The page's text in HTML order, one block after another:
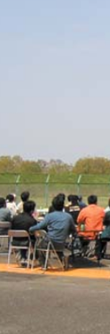
整備士｜募集情報’